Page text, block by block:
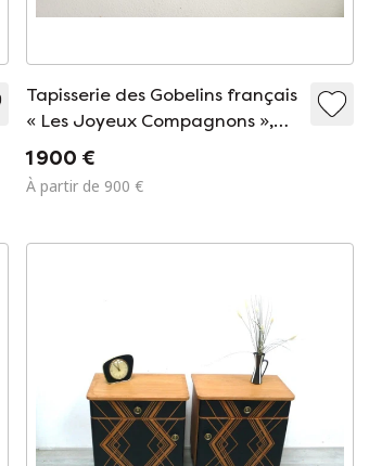
Tapisserie des Gobelins français
« Les Joyeux Compagnons »,
scène de taverne/pub « d'après
Rembrandt », motif de
Rembrandt dans
1 900 €
À partir de 900 €